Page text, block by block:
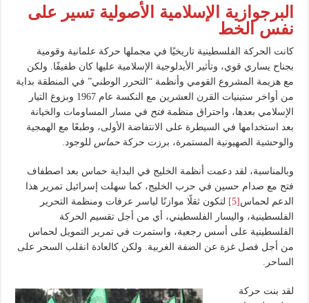
البرجوازية الإسلامية الأصولية تسير على
نفس الخط
كانت الحركة الفلسطينية تاريخيًا في مجملها حركة علمانية وقومية
بجناح يساري قوي، وتأثير الأيدلوجية الإسلامية عليها كان طفيفًا. ولكن
مع هزيمة المشروع القومي وأنظمة “التحرر الوطني” في المنطقة بداية
من أواخر ستينيات القرن العشرين مع النكسة عام 1967 وبزوغ التيار
الإسلامي بعدها، واحتراق منظمةفتح في مسار المساومات والخيانة
بعد استخدامها في السيطرة على الانتفاضة الأولى، وطبعًا مع الهمجية
والوحشية الصهيونية المستمرة، برزت حركةحماس للوجود.
وبالمناسبة، لقد دعمت أنظمة الخليج في البداية حماس بعد اصطفاف
فتح مع صدام حسين في حرب الخليج، كما سهلت إسرائيل تمرير هذا
الدعم لحماس [5]
لتكون ثقلًا موازنًا لياسر عرفات ومنظمة التحرير
الفلسطينية، واليسار الفلسطيني، أي من أجل تقسيم الحركة
الفلسطينية على أسس رجعية، واستمرت في تمرير التمويل لحماس
من أجل فصل غزة عن الضفة الغربية. ولكن كالعادة انقلب السحر على
الساحر.
لقد بنت حركة